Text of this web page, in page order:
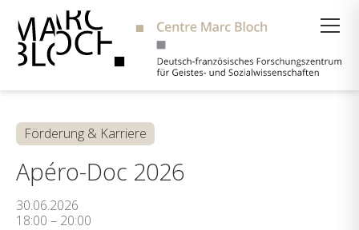
Förderung & Karriere
Apéro-Doc 2026
30.06.2026
18:00 – 20:00